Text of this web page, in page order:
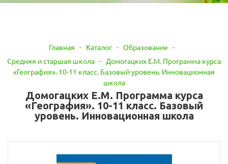
Главная - Каталог - Образование -
Средняя и старшая школа - Домогацких Е.М. Программа курса
«География». 10-11 класс. Базовый уровень. Инновационная
школа
Домогацких Е.М. Программа курса
«География». 10-11 класс. Базовый
уровень. Инновационная школа